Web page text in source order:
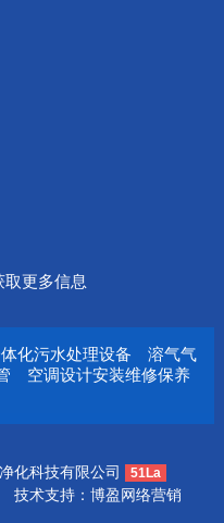
更多信息
化污水处理设备
溶气气
空调设计安装维修保养
化科技有限公司 51La
技术支持：博盈网络营销